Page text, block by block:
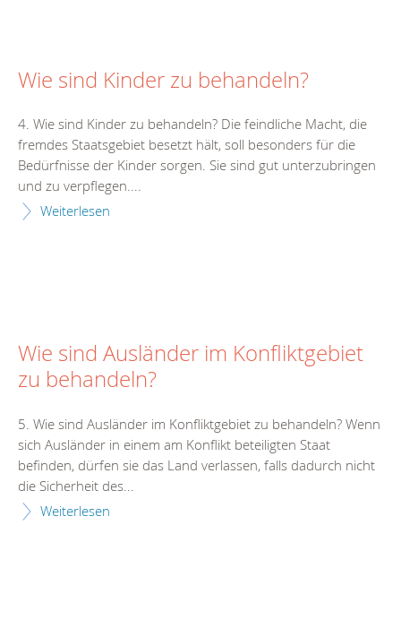
Wie sind Kinder zu behandeln?
4. Wie sind Kinder zu behandeln? Die feindliche Macht, die
fremdes Staatsgebiet besetzt hält, soll besonders für die
Bedürfnisse der Kinder sorgen. Sie sind gut unterzubringen
und zu verpflegen....
Weiterlesen
Wie sind Ausländer im Konfliktgebiet
zu behandeln?
5. Wie sind Ausländer im Konfliktgebiet zu behandeln? Wenn
sich Ausländer in einem am Konflikt beteiligten Staat
befinden, dürfen sie das Land verlassen, falls dadurch nicht
die Sicherheit des...
Weiterlesen